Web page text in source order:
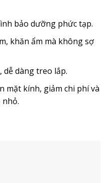
bảo dưỡng phức tạp.
khăn ẩm mà không sợ
dàng treo lắp.
mặt kính, giảm chi phí và